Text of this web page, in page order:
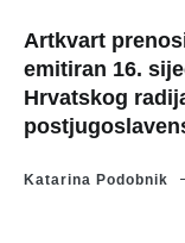
Artkvart
emitiran 16.
Hrvatskog
Katarina Podobnik